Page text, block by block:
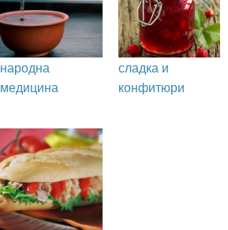
народна
медицина
сладка и
конфитюри